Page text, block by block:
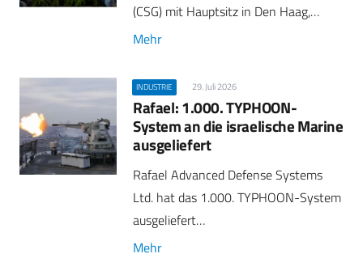
(CSG) mit Hauptsitz in Den Haag,…
Mehr
INDUSTRIE 29. Juli 2026
Rafael: 1.000. TYPHOON-
System an die israelische Marine
ausgeliefert
Rafael Advanced Defense Systems
Ltd. hat das 1.000. TYPHOON-System
ausgeliefert…
Mehr